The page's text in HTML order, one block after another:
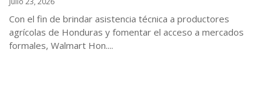
Con el fin de brindar asistencia técnica a productores
agrícolas de Honduras y fomentar el acceso a mercados
formales, Walmart Hon....